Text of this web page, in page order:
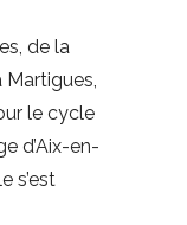
de la
Martigues,
le cycle
d’Aix-en-
s’est